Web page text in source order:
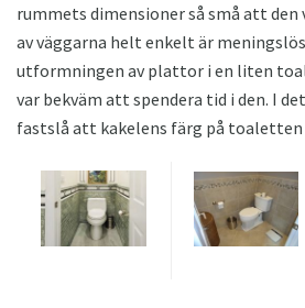
rummets dimensioner så små att den
av väggarna helt enkelt är
utformningen av plattor i en liten
var bekväm att spendera tid i den. I
fastslå att kakelens färg på toaletten